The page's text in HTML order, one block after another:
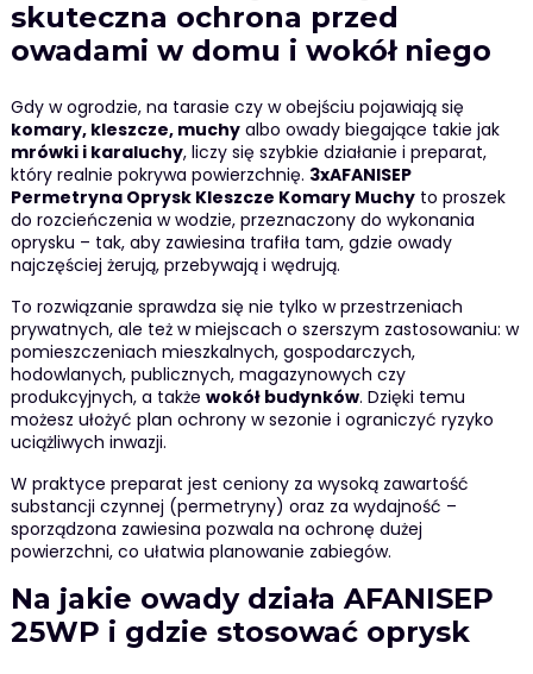
skuteczna ochrona przed
owadami w domu i wokół niego
Gdy w ogrodzie, na tarasie czy w obejściu pojawiają się
komary, kleszcze, muchyalbo owady biegające takie jak
mrówki i karaluchy, liczy się szybkie działanie i preparat,
który realnie pokrywa powierzchnię. 3xAFANISEP
Permetryna Oprysk Kleszcze Komary Muchyto proszek
do rozcieńczenia w wodzie, przeznaczony do wykonania
oprysku – tak, aby zawiesina trafiła tam, gdzie owady
najczęściej żerują, przebywają i wędrują.
To rozwiązanie sprawdza się nie tylko w przestrzeniach
prywatnych, ale też w miejscach o szerszym zastosowaniu: w
pomieszczeniach mieszkalnych, gospodarczych,
hodowlanych, publicznych, magazynowych czy
produkcyjnych, a także wokół budynków. Dzięki temu
możesz ułożyć plan ochrony w sezonie i ograniczyć ryzyko
uciążliwych inwazji.
W praktyce preparat jest ceniony za wysoką zawartość
substancji czynnej (permetryny) oraz za wydajność –
sporządzona zawiesina pozwala na ochronę dużej
powierzchni, co ułatwia planowanie zabiegów.
Na jakie owady działa AFANISEP
25WP i gdzie stosować oprysk